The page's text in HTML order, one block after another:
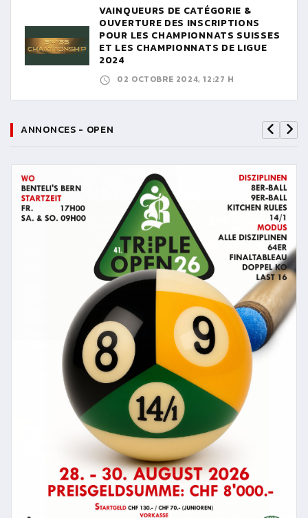
VAINQUEURS DE CATÉGORIE &
OUVERTURE DES INSCRIPTIONS
POUR LES CHAMPIONNATS SUISSES
ET LES CHAMPIONNATS DE LIGUE
2024
02 OCTOBRE 2024, 12:27 H
ANNONCES - OPEN